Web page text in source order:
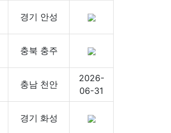
경기 안성
충북 충주
충남 천안
2026-
06-31
경기 화성